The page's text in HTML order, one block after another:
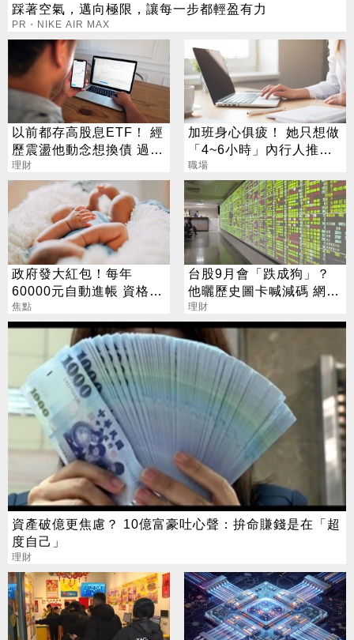
踩著空氣，邁向極限，讓每一步都輕盈有力
PR・NIKE AIR MAX
以前都存高股息ETF！ 經
歷震盪他動念想換債 過來
人說話了
理財
加班身心俱疲！ 她只想做
「4~6小時」內行人推這
行：月收10萬
職場
政府發大紅包！每年
60000元自動進帳 資格一
次看
焦點
台股9月會「跌成狗」？
他曬歷史圖卡喊減碼 網看
法兩極
理財
資產破億更焦慮？ 10億富豪吐心聲：拚命賺錢是在「超
度自己」
理財